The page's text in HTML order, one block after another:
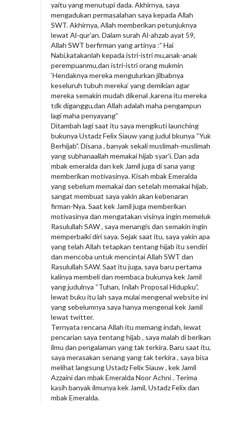
yaitu yang menutupi dada. Akhirnya, saya
mengadukan permasalahan saya kepada Allah
SWT. Akhirnya, Allah memberikan petunjuknya
lewat Al-qur’an. Dalam surah Al-ahzab ayat 59,
Allah SWT berfirman yang artinya :” Hai
Nabi,katakanlah kepada istri-istri mu,anak-anak
perempuanmu,dan istri-istri orang mukmin
‘Hendaknya mereka mengulurkan jilbabnya
keseluruh tubuh mereka’ yang demikian agar
mereka semakin mudah dikenal ,karena itu mereka
tdk diganggu,dan Allah adalah maha pengampun
lagi maha penyayang”
Ditambah lagi saat itu saya mengikuti launching
bukunya Ustadz Felix Siauw yang judul bkunya “Yuk
Berhijab”. Disana , banyak sekali muslimah-muslimah
yang subhanaallah memakai hijab syar’i. Dan ada
mbak emeralda dan kek Jamil juga di sana yang
memberikan motivasinya. Kisah mbak Emeralda
yang sebelum memakai dan setelah memakai hijab,
sangat membuat saya yakin akan kebenaran
firman-Nya. Saat kek Jamil juga memberikan
motivasinya dan mengatakan visinya ingin memeluk
Rasulullah SAW , saya menangis dan semakin ingin
memperbaiki diri saya. Sejak saat itu, saya yakin apa
yang telah Allah tetapkan tentang hijab itu sendiri
dan mencoba untuk mencintai Allah SWT dan
Rasulullah SAW. Saat itu juga, saya baru pertama
kalinya membeli dan membaca bukunya kek Jamil
yang judulnya “Tuhan, Inilah Proposal Hidupku”,
lewat buku itu lah saya mulai mengenal website ini
yang sebelumnya saya hanya mengenal kek Jamil
lewat twitter.
Ternyata rencana Allah itu memang indah, lewat
pencarian saya tentang hijab , saya malah di berikan
ilmu dan pengalaman yang tak terkira. Baru saat itu,
saya merasakan senang yang tak terkira , saya bisa
melihat langsung Ustadz Felix Siauw , kek Jamil
Azzaini dan mbak Emeralda Noor Achni . Terima
kasih banyak ilmunya kek Jamil, Ustadz Felix dan
mbak Emeralda.